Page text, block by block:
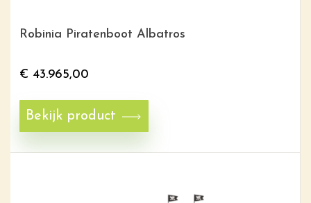
Robinia Piratenboot Albatros
€ 43.965,00
Bekijk product